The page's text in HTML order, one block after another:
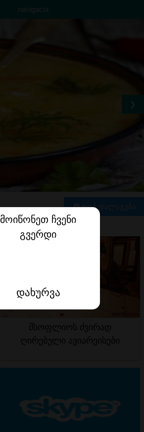
navigacia
❯
ტოპ დალაგება
მსოფლიოს ძვირად
ღირებული ავიარეისები
მოიწონეთ ჩვენი
გვერდი
დახურვა